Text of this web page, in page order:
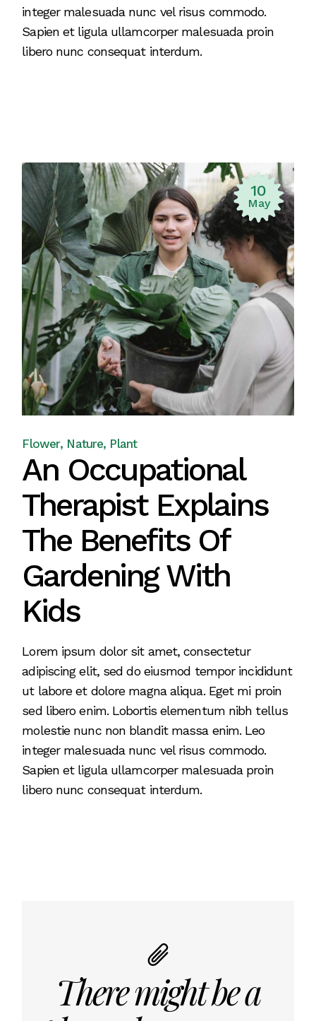
integer malesuada nunc vel risus commodo.
Sapien et ligula ullamcorper malesuada proin
libero nunc consequat interdum.
10
May
Flower Nature Plant
An Occupational
Therapist Explains
The Benefits Of
Gardening With
Kids
Lorem ipsum dolor sit amet, consectetur
adipiscing elit, sed do eiusmod tempor incididunt
ut labore et dolore magna aliqua. Eget mi proin
sed libero enim. Lobortis elementum nibh tellus
molestie nunc non blandit massa enim. Leo
integer malesuada nunc vel risus commodo.
Sapien et ligula ullamcorper malesuada proin
libero nunc consequat interdum.
There might be a